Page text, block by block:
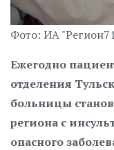
Фото: ИА
Ежегодно
отделения
больницы
региона с
опасного